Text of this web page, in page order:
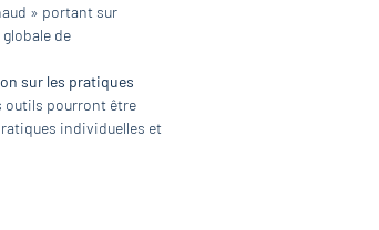
» portant sur
de
sur les pratiques
outils pourront être
individuelles et